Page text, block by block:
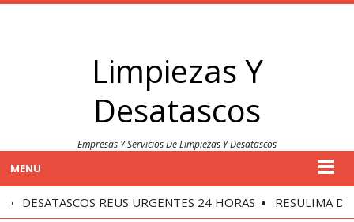
Limpiezas Y
Desatascos
Empresas Y Servicios De Limpiezas Y Desatascos
MENU
DESATASCOS REUS URGENTES 24 HORAS RESULIMA